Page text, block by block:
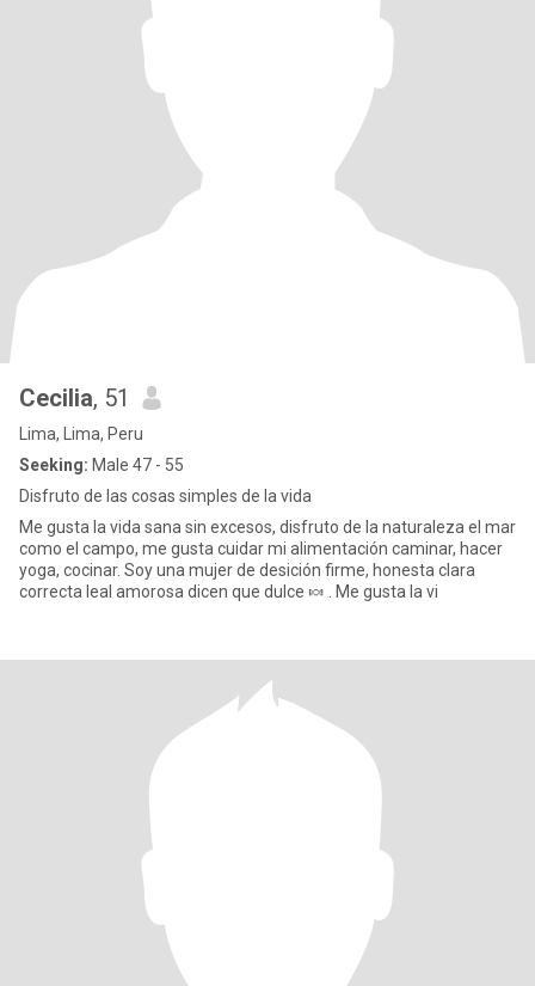
Cecilia, 51
Lima, Lima, Peru
Seeking: Male 47 - 55
Disfruto de las cosas simples de la vida
Me gusta la vida sana sin excesos, disfruto de la naturaleza el mar
como el campo, me gusta cuidar mi alimentación caminar, hacer
yoga, cocinar. Soy una mujer de desición firme, honesta clara
correcta leal amorosa dicen que dulce 🍬 . Me gusta la vi